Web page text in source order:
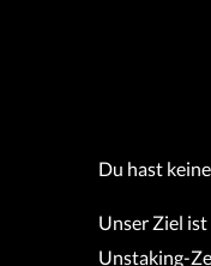
Du hast
Unser Ziel
Unstaking-